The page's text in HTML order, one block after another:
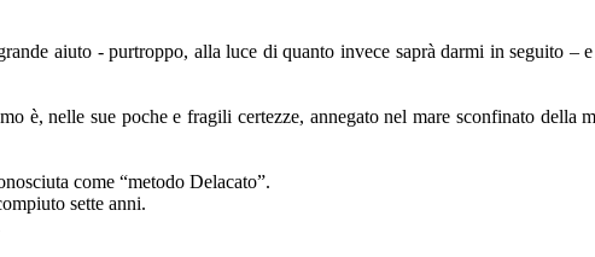
aiuto - purtroppo, alla luce di quanto invece saprà darmi in seguito –
è, nelle sue poche e fragili certezze, annegato nel mare sconfinato della
come “metodo Delacato”.
sette anni.